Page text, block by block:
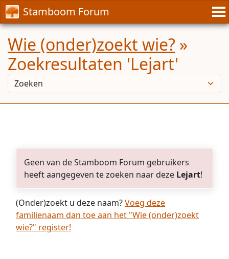
Stamboom Forum
Wie (onder)zoekt wie? »
Zoekresultaten 'Lejart'
Geen van de Stamboom Forum gebruikers
heeft aangegeven te zoeken naar deze Lejart!
(Onder)zoekt u deze naam?Voeg deze
familienaam dan toe aan het "Wie (onder)zoekt
wie?" register!